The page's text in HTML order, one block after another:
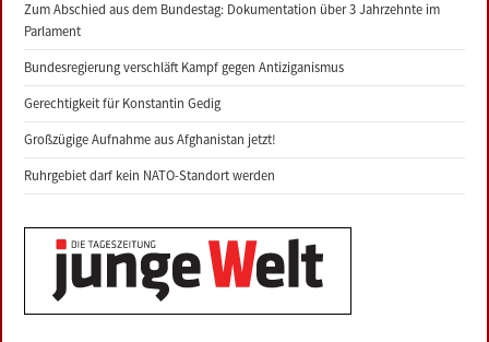
Zum Abschied aus dem Bundestag: Dokumentation über 3 Jahrzehnte im
Parlament
Bundesregierung verschläft Kampf gegen Antiziganismus
Gerechtigkeit für Konstantin Gedig
Großzügige Aufnahme aus Afghanistan jetzt!
Ruhrgebiet darf kein NATO-Standort werden